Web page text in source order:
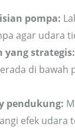
pompa:
agar udara
yang strategis:
di bawah
pendukung:
efek udara